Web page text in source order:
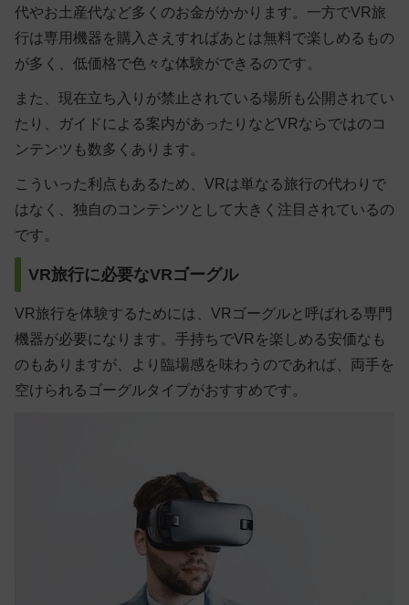
代やお土産代など多くのお金がかかります。一方でVR旅
行は専用機器を購入さえすればあとは無料で楽しめるもの
が多く、低価格で色々な体験ができるのです。
また、 現在立ち入りが禁止されている場所も公開 されてい
たり、
ガイドによる案内があったりなどVRならではのコ
ンテンツ も数多くあります。
こういった利点もあるため、VRは単なる旅行の代わりで
はなく、独自のコンテンツとして大きく注目されているの
です。
VR旅行に必要なVRゴーグル
VR旅行を体験するためには、VRゴーグルと呼ばれる専門
機器が必要になります。手持ちでVRを楽しめる安価なも
のもありますが、より臨場感を味わうのであれば、両手を
空けられるゴーグルタイプがおすすめです。